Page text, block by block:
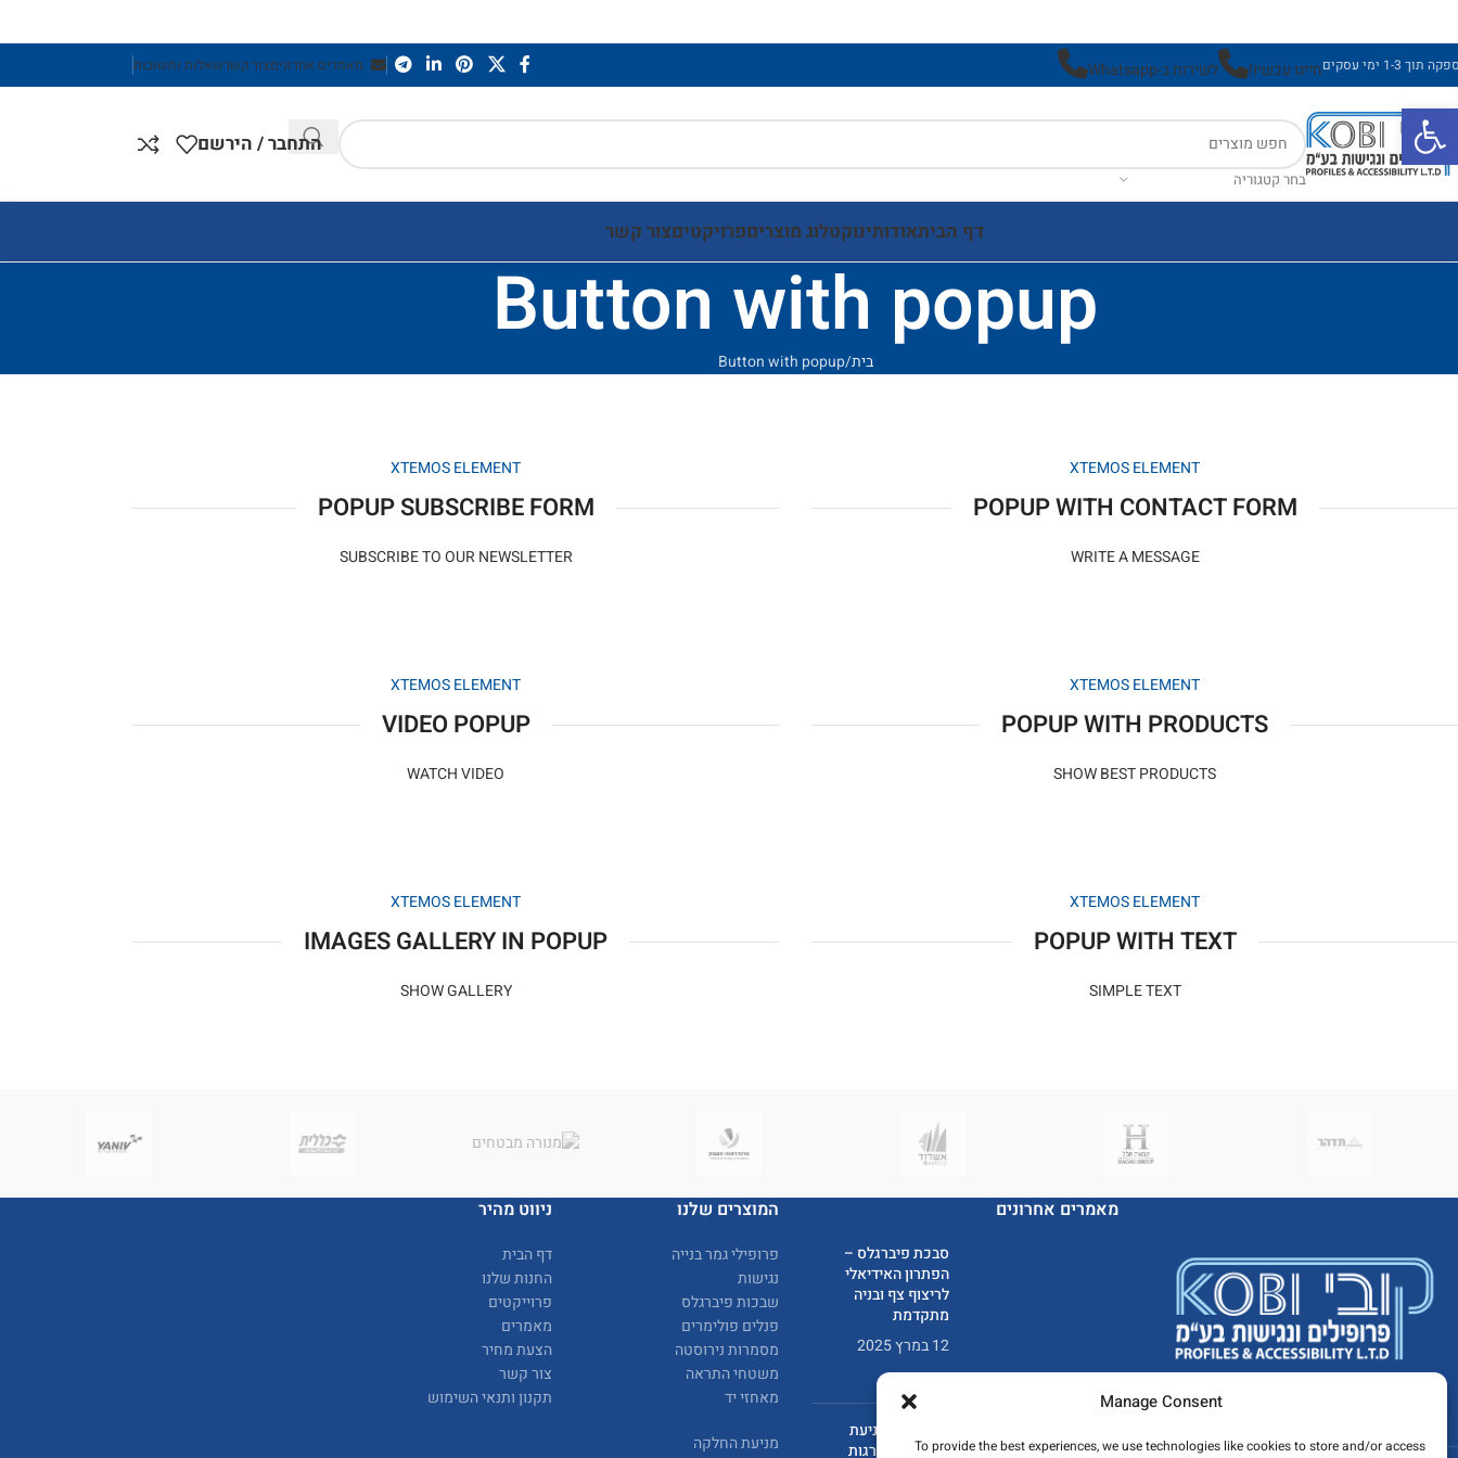
פתח סרגל נגישות
Manage Consent
To provide the best experiences, we use technologies like cookies to store and/or access
תוך 1-3 ימי עסקים חייגו עכשיו! לשירות ב-Whatsapp מאמרים אחרוניםצור קשרשאלות ותשובות
בחר קטגוריה
התחבר / הירשם
דף הביתאודותינוקטלוג מוצריםפרויקטיםצור קשר
Button with popup
בית Button with popup
XTEMOS ELEMENT
POPUP WITH CONTACT FORM
WRITE A MESSAGE
XTEMOS ELEMENT
POPUP SUBSCRIBE FORM
SUBSCRIBE TO OUR NEWSLETTER
XTEMOS ELEMENT
POPUP WITH PRODUCTS
SHOW BEST PRODUCTS
XTEMOS ELEMENT
VIDEO POPUP
WATCH VIDEO
XTEMOS ELEMENT
POPUP WITH TEXT
SIMPLE TEXT
XTEMOS ELEMENT
IMAGES GALLERY IN POPUP
SHOW GALLERY
מאמרים אחרונים
סבכת פיברגלס –
הפתרון האידיאלי
לריצוף צף ובניה
מתקדמת
12 במרץ 2025
אמצעים למניעת
החלקה במדרגות
המוצרים שלנו
פרופילי גמר בנייה
נגישות
שבכות פיברגלס
פנלים פולימרים
מסמרות נירוסטה
משטחי התראה
מאחזי יד
מניעת החלקה
ניווט מהיר
דף הבית
החנות שלנו
פרוייקטים
מאמרים
הצעת מחיר
צור קשר
תקנון ותנאי השימוש